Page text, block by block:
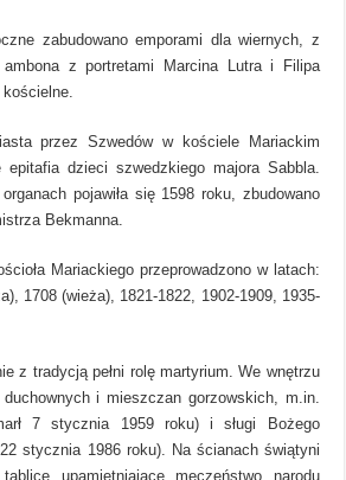
zabudowano emporami dla wiernych, z
ambona z portretami Marcina Lutra i Filipa
przez Szwedów w kościele Mariackim
epitafia dzieci szwedzkiego majora Sabbla.
pojawiła się 1598 roku, zbudowano
Bekmanna.
Mariackiego przeprowadzono w latach:
1708 (wieża), 1821-1822, 1902-1909, 1935-
z tradycją pełni rolę martyrium. We wnętrzu
duchownych i mieszczan gorzowskich, m.in.
7 stycznia 1959 roku) i sługi Bożego
stycznia 1986 roku). Na ścianach świątyni
upamiętniające męczeństwo narodu